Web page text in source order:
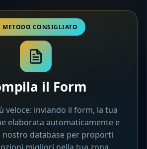
il Form
veloce: inviando il form, la tua
elaborata automaticamente e
nostro database per proporti